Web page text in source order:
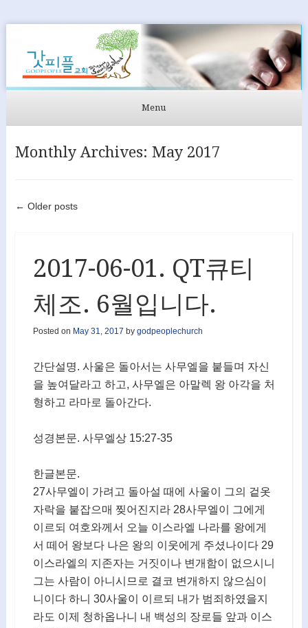
GODPEOPLE
머무르는 곳에서 아굴라와 브리스길라처럼 GODPEOPLE을
Menu
Monthly Archives: May 2017
Post navigation
← Older posts
2017-06-01. QT큐티
체조. 6월입니다.
Posted on May 31, 2017 by godpeoplechurch
간단설명. 사울은 돌아서는 사무엘을 붙들며 자신
을 높여달라고 하고, 사무엘은 아말렉 왕 아각을 처
형하고 라마로 돌아간다.
성경본문. 사무엘상 15:27-35
한글본문.
27사무엘이 가려고 돌아설 때에 사울이 그의 겉옷
자락을 붙잡으매 찢어진지라 28사무엘이 그에게
이르되 여호와께서 오늘 이스라엘 나라를 왕에게
서 떼어 왕보다 나은 왕의 이웃에게 주셨나이다 29
이스라엘의 지존자는 거짓이나 변개함이 없으시니
그는 사람이 아니시므로 결코 변개하지 않으심이
니이다 하니 30사울이 이르되 내가 범죄하였을지
라도 이제 청하옵나니 내 백성의 장로들 앞과 이스